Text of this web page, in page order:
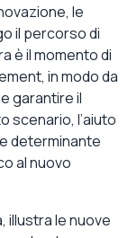
le
il percorso di
è il momento di
in modo da
garantire il
scenario, l’aiuto
determinante
al nuovo
illustra le nuove